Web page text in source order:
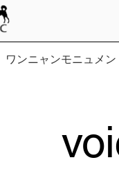
ワンニャンモニュメン